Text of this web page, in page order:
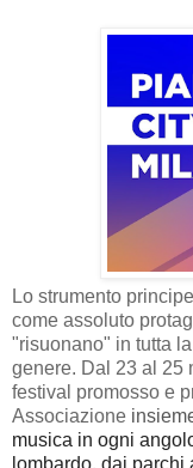
Lo strumento
come assoluto
"risuonano" in tutta
genere. Dal 23 al 25
festival promosso e
Associazione
musica in ogni